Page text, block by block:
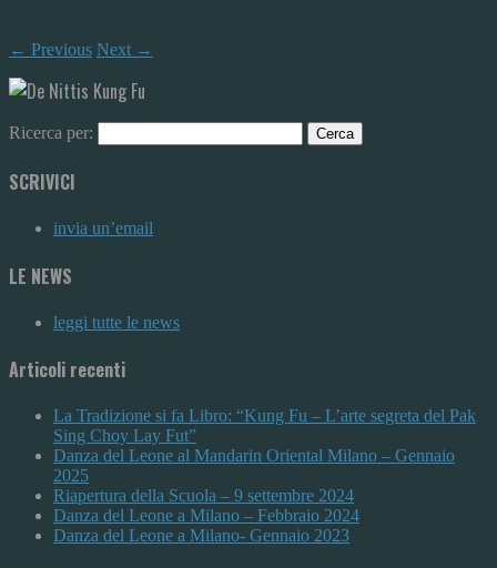
← Previous Next →
Ricerca per:
SCRIVICI
invia un’email
LE NEWS
leggi tutte le news
Articoli recenti
La Tradizione si fa Libro: “Kung Fu – L’arte segreta del Pak
Sing Choy Lay Fut”
Danza del Leone al Mandarin Oriental Milano – Gennaio
2025
Riapertura della Scuola – 9 settembre 2024
Danza del Leone a Milano – Febbraio 2024
Danza del Leone a Milano- Gennaio 2023